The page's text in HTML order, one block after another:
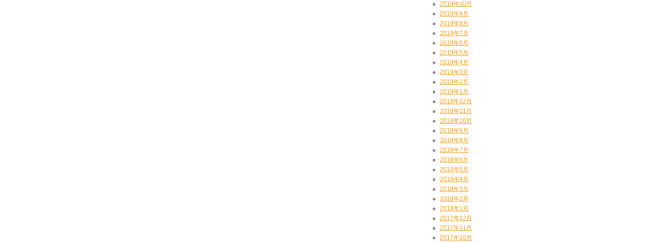
2019年10月
2019年9月
2019年8月
2019年7月
2019年6月
2019年5月
2019年4月
2019年3月
2019年2月
2019年1月
2018年12月
2018年11月
2018年10月
2018年9月
2018年8月
2018年7月
2018年6月
2018年5月
2018年4月
2018年3月
2018年2月
2018年1月
2017年12月
2017年11月
2017年10月